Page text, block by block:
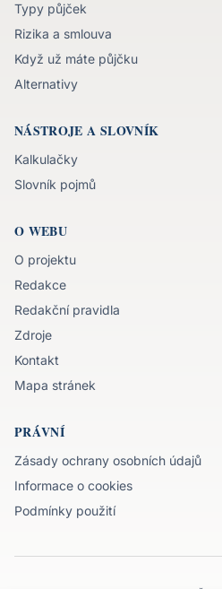
Typy půjček
Rizika a smlouva
Když už máte půjčku
Alternativy
NÁSTROJE A SLOVNÍK
Kalkulačky
Slovník pojmů
O WEBU
O projektu
Redakce
Redakční pravidla
Zdroje
Kontakt
Mapa stránek
PRÁVNÍ
Zásady ochrany osobních údajů
Informace o cookies
Podmínky použití